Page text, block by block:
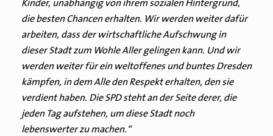
Kinder, unabhängig von ihrem sozialen Hintergrund,
die besten Chancen erhalten. Wir werden weiter dafür
arbeiten, dass der wirtschaftliche Aufschwung in
dieser Stadt zum Wohle Aller gelingen kann. Und wir
werden weiter für ein weltoffenes und buntes Dresden
kämpfen, in dem Alle den Respekt erhalten, den sie
verdient haben. Die SPD steht an der Seite derer, die
jeden Tag aufstehen, um diese Stadt noch
lebenswerter zu machen.“